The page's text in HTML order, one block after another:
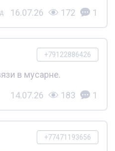
16.07.26 172 1
+79122886426
в мусарне.
14.07.26 183 1
+77471193656